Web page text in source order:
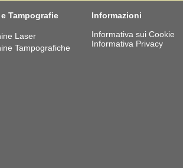
Tampografie
Laser
Tampografiche
Informazioni
Informativa sui Cookie
Informativa Privacy